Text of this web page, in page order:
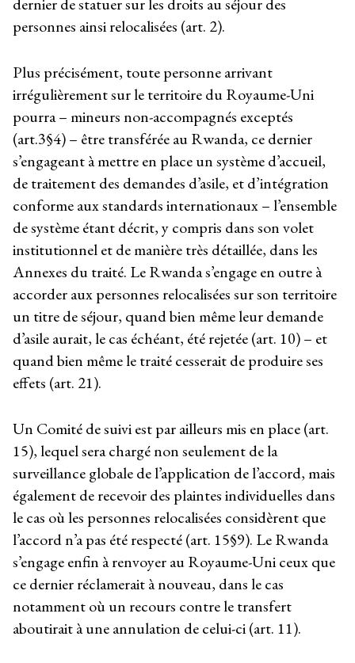
personnes ainsi relocalisées (art. 2).
Plus précisément, toute personne arrivant
irrégulièrement sur le territoire du Royaume-Uni
pourra – mineurs non-accompagnés exceptés
(art.3§4) – être transférée au Rwanda, ce dernier
s’engageant à mettre en place un système d’accueil,
de traitement des demandes d’asile, et d’intégration
conforme aux standards internationaux – l’ensemble
de système étant décrit, y compris dans son volet
institutionnel et de manière très détaillée, dans les
Annexes du traité. Le Rwanda s’engage en outre à
accorder aux personnes relocalisées sur son territoire
un titre de séjour, quand bien même leur demande
d’asile aurait, le cas échéant, été rejetée (art. 10) – et
quand bien même le traité cesserait de produire ses
effets (art. 21).
Un Comité de suivi est par ailleurs mis en place (art.
15), lequel sera chargé non seulement de la
surveillance globale de l’application de l’accord, mais
également de recevoir des plaintes individuelles dans
le cas où les personnes relocalisées considèrent que
l’accord n’a pas été respecté (art. 15§9). Le Rwanda
s’engage enfin à renvoyer au Royaume-Uni ceux que
ce dernier réclamerait à nouveau, dans le cas
notamment où un recours contre le transfert
aboutirait à une annulation de celui-ci (art. 11).